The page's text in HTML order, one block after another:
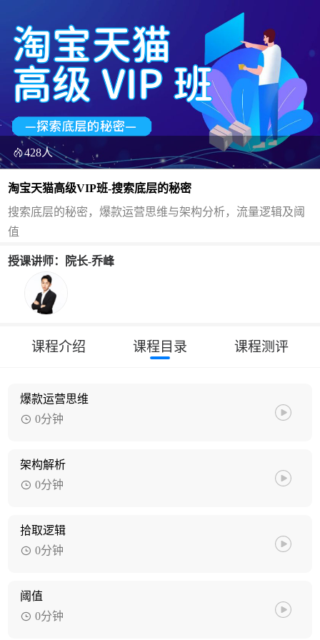
428人
淘宝天猫高级VIP班-搜索底层的秘密
搜索底层的秘密，爆款运营思维与架构分析，流量逻辑及阈
值
授课讲师：院长-乔峰
课程介绍 课程目录 课程测评
爆款运营思维
0分钟
架构解析
0分钟
拾取逻辑
0分钟
阈值
0分钟